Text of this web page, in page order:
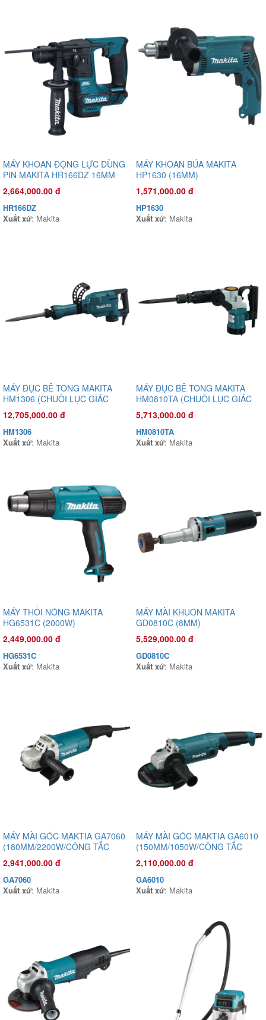
Đầu phun áp lực chất lỏng Oshima OS-35ST 1.0HP Xanh đậm
(hoạt động bằng sức kéo động cơ)
3,625,000.00 đ
Xuất xứ
Đầu phun áp lực chất lỏng Oshima OS45T 2.0HP Xanh đậm
(hoạt động bằng sức kéo động cơ)
Đầu phun áp lực chất lỏng Oshima OS35AT 1.0HP Xanh đậm
(hoạt động bằng sức kéo động cơ)
3,170,000.00 đ
Xuất xứ :
MÁY KHOAN ĐỘNG LỰC DÙNG
PIN MAKITA HR166DZ 16MM
(Thân máy)
2,664,000.00 đ
HR166DZ
Xuất xứ: Makita
MÁY KHOAN BÚA MAKITA
HP1630 (16MM)
1,571,000.00 đ
HP1630
Xuất xứ: Makita
MÁY ĐỤC BÊ TÔNG MAKITA
HM1306 (CHUÔI LỤC GIÁC
30MM)
12,705,000.00 đ
HM1306
Xuất xứ: Makita
MÁY ĐỤC BÊ TÔNG MAKITA
HM0810TA (CHUÔI LỤC GIÁC
17MM)
5,713,000.00 đ
HM0810TA
Xuất xứ: Makita
MÁY THỔI NÓNG MAKITA
HG6531C (2000W)
2,449,000.00 đ
HG6531C
Xuất xứ: Makita
MÁY MÀI KHUÔN MAKITA
GD0810C (8MM)
5,529,000.00 đ
GD0810C
Xuất xứ: Makita
MÁY MÀI GÓC MAKTIA GA7060
(180MM/2200W/CÔNG TẮC
BÓP)
2,941,000.00 đ
GA7060
Xuất xứ: Makita
MÁY MÀI GÓC MAKTIA GA6010
(150MM/1050W/CÔNG TẮC
BÓP)
2,110,000.00 đ
GA6010
Xuất xứ: Makita